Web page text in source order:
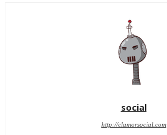
social
http://clamorsocial.com